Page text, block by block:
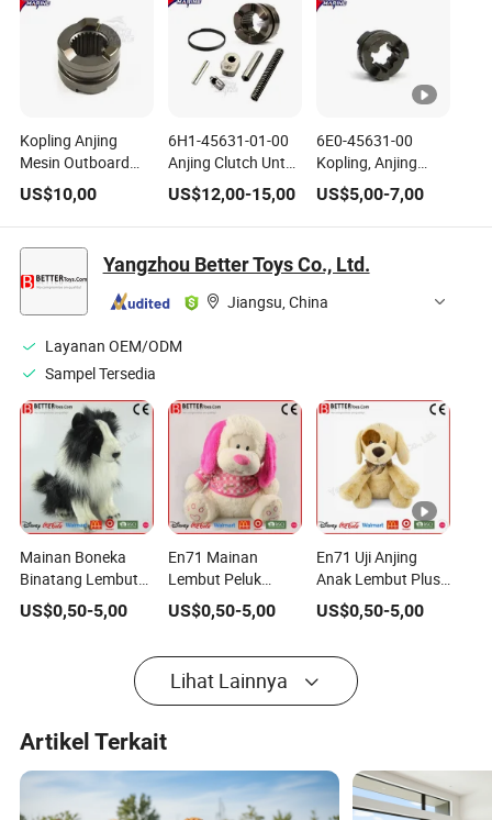
Kopling Anjing
Mesin Outboard
YAMAHA 663-
45631-00 Untuk
40HP Suku Cadang
Motor Perahu
Tersedia Stok
Harga Rendah
Kualitas Tinggi
US$10,00
6H1-45631-01-00
Anjing Clutch Untuk
Suku Cadang
Marine Yamaha 60
HP 2 Stroke
Perahu Outboard
Yacht Tersedia Stok
Pengiriman Cepat
US$12,00-15,00
6E0-45631-00
Kopling, Anjing
untuk Suku Cadang
Mesin Outboard
Yamaha 4/5HP
Kapal Laut
Berkualitas Tinggi
US$5,00-7,00
Yangzhou Better Toys Co., Ltd.
Jiangsu, China
Layanan OEM/ODM
Sampel Tersedia
Mainan Boneka
Binatang Lembut
yang Hidup ASTM
Anjing Border Collie
US$0,50-5,00
En71 Mainan
Lembut Peluk
Hewan Boneka
Anjing Puppy untuk
US$0,50-5,00
En71 Uji Anjing
Anak Lembut Plush
untuk Anak-anak
US$0,50-5,00
Lihat Lainnya
Artikel Terkait